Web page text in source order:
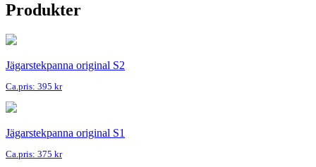
Produkter
Jägarstekpanna original S2
Ca.pris: 395 kr
Jägarstekpanna original S1
Ca.pris: 375 kr